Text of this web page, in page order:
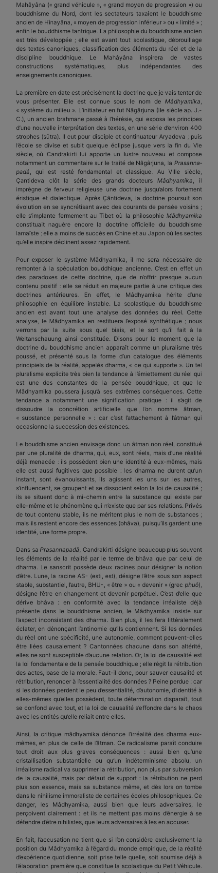
Mahâyâna (« grand véhicule », « grand moyen de progression ») ou
bouddhisme du Nord, dont les sectateurs taxaient le bouddhisme
ancien de Hînayâna, « moyen de progression inférieur » ou « limité » ;
enfin le bouddhisme tantrique. La philosophie du bouddhisme ancien
est très développée ; elle est avant tout scolastique, débrouillage
des textes canoniques, classification des éléments du réel et de la
discipline bouddhique. Le Mahâyâna inspirera de vastes
constructions systématiques, plus indépendantes des
enseignements canoniques.
La première en date est précisément la doctrine que je vais tenter de
vous présenter. Elle est connue sous le nom de Mâdhyamika
« système du milieu ». L’initiateur en fut Nâgârjuna (IIe siècle ap. J.-
C.), un ancien brahmane passé à l’hérésie, qui exposa les principes
d’une nouvelle interprétation des textes, en une série d’environ 400
strophes (sûtra). Il eut pour disciple et continuateur Aryadeva ; puis
l’école se divise et subit quelque éclipse jusque vers la fin du VIe
siècle, où Candrakirti lui apporte un lustre nouveau et compose
notamment un commentaire sur le traité de Nâgârjuna, la Prasanna­
padâ , qui est resté fondamental et classique. Au VIIIe siècle,
Çantideva clôt la série des grands docteursMâdhyamika , il
imprègne de ferveur religieuse une doctrine jusqu’alors fortement
éristique et dialectique. Après Çântideva, la doctrine poursuit son
évolution en se syncrétisant avec des courants de pensée voisins ;
elle s’implante fermement au Tibet où la philosophie Mâdhyamika
constituait naguère encore la doctrine officielle du bouddhisme
lamaïste ; elle a moins de succès en Chine et au Japon où les sectes
qu’elle inspire déclinent assez rapidement.
Pour exposer le système Mâdhyamika, il me sera nécessaire de
remonter à la spéculation bouddhique ancienne. C’est en effet un
des paradoxes de cette doctrine, que de n’offrir presque aucun
contenu positif : elle se réduit en majeure partie à une critique des
doctrines antérieures. En effet, le Mâdhyamika hérite d’une
philosophie en équilibre instable. La scolastique du bouddhisme
ancien est avant tout une analyse des données du réel. Cette
analyse, le Mâdhyamika en restituera l’exposé synthétique ; nous
verrons par la suite sous quel biais, et le sort qu’il fait à la
Weltanschauung ainsi constituée. Disons pour le moment que la
doctrine du bouddhisme ancien apparaît comme un pluralisme très
poussé, et présenté sous la forme d’un catalogue des éléments
principiels de la réalité, appelés dharma, « ce qui supporte ». Un tel
pluralisme explicite très bien la tendance à l’émiettement du réel qui
est une des constantes de la pensée bouddhique, et que le
Mâdhyamika poussera jusqu’à ses extrêmes conséquences. Cette
tendance a notamment une signification pratique : il s’agit de
dissoudre la concrétion artificielle que l’on nomme âtman,
« substance personnelle » : car c’est l’attachement à l’âtman qui
occasionne la succession des existences.
Le bouddhisme ancien envisage donc un âtman non réel, constitué
par une pluralité de dharma, qui, eux, sont réels, mais d’une réalité
déjà menacée : ils possèdent bien une identité à eux-mêmes, mais
elle est aussi fugitives que possible : les dharma ne durent qu’un
instant, sont évanouissants, ils agissent les uns sur les autres,
s’influencent, se groupent et se dissocient selon la loi de causalité ;
ils se situent donc à mi-chemin entre la substance qui existe par
elle-même et le phéno­mène qui n’existe que par ses relations. Privés
de tout contenu stable, ils ne méritent plus le nom de substances ;
mais ils restent encore des essences (bhâva), puisqu’ils gardent une
identité, une forme propre.
Dans saPrasannapadâ , Candrakirti désigne beaucoup plus souvent
les éléments de la réalité par le terme de bhâva que par celui de
dharma. Le sanscrit possède deux racines pour désigner la notion
d’être. Lune, la racine AS- (esti, est), désigne l’être sous son aspect
stable, substantiel, l’autre, BHU-, « être » ou « devenir » (grec phuô),
désigne l’être en changement et devenir perpétuel. C’est d’elle que
dérive bhâva : en conformité avec la tendance irréaliste déjà
présente dans le bouddhisme ancien, le Mâdhyamika insiste sur
l’aspect inconsistant des dharma. Bien plus, il les fera littéralement
éclater, en dénonçant l’antinomie qu’ils contiennent. Si les données
du réel ont une spécificité, une autonomie, comment peuvent-elles
être liées causalement ? Cantonnées chacune dans son altérité,
elles ne sont susceptible d’aucune relation. Or, la loi de causalité est
la loi fonda­mentale de la pensée bouddhique ; elle régit la rétribution
des actes, base de la morale. Faut-il donc, pour sauver causalité et
rétribution, renoncer à l’essentialité des données ? Peine perdue : car
si les données perdent le peu d’essentialité, d’autonomie, d’identité à
elles-mêmes qu’elles possèdent, toute détermination disparaît, tout
se confond avec tout, et la loi de causalité s’effondre dans le chaos
avec les entités qu’elle reliait entre elles.
Ainsi, la critique mâdhyamika dénonce l’irréalité des dharma eux-
mêmes, en plus de celle de l’âtman. Ce radicalisme paraît conduire
tout droit aux plus graves conséquences : aussi bien qu’une
cristallisation substantielle ou qu’un indéterminisme absolu, un
irréalisme radical va supprimer la rétribution, non plus par subversion
de la causalité, mais par défaut de support : la rétribution ne perd
plus son essence, mais sa substance même, et dès lors on tombe
dans le nihilisme immoraliste de certaines écoles philosophiques. Ce
danger, les Mâdhyamika, aussi bien que leurs adversaires, le
perçoivent clairement : et ils ne mettent pas moins d’énergie à se
défendre d’être nihilistes, que leurs adversaires à les en accuser.
En fait, l’accusation ne tient que si l’on considère exclusivement la
position du Mâdhyamika à l’égard du monde empirique, de la réalité
d’expérience quotidienne, soit prise telle quelle, soit soumise déjà à
l’élaboration première que constitue la scolastique du Petit Véhicule.